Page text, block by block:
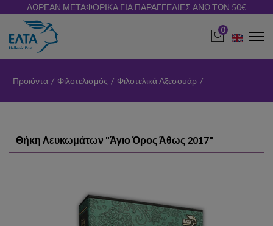
ΔΩΡΕΑΝ ΜΕΤΑΦΟΡΙΚΑ ΓΙΑ ΠΑΡΑΓΓΕΛΙΕΣ ΑΝΩ ΤΩΝ 50€
0
Προιόντα / Φιλοτελισμός / Φιλοτελικά Αξεσουάρ /
Θήκη Λευκωμάτων "Άγιο Όρος Άθως 2017"